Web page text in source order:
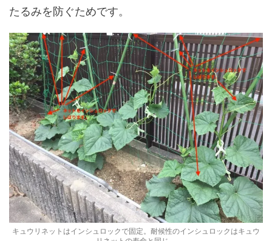
たるみを防ぐためです。
キュウリネットはインシュロックで固定。耐候性のインシュロックはキュウ